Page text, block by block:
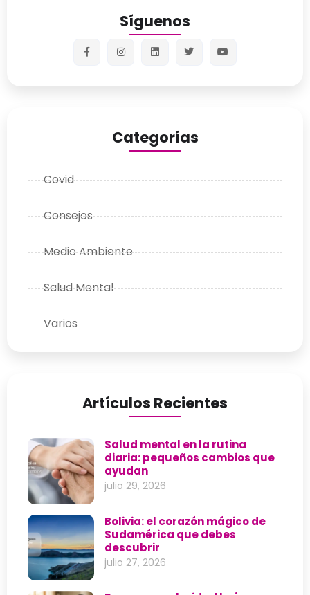
Síguenos
Categorías
Covid
Consejos
Medio Ambiente
Salud Mental
Varios
Artículos Recientes
Salud mental en la rutina
diaria: pequeños cambios que
ayudan
julio 29, 2026
Bolivia: el corazón mágico de
Sudamérica que debes
descubrir
julio 27, 2026